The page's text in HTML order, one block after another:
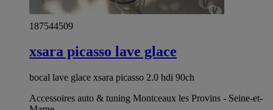
187544509
xsara picasso lave glace
bocal lave glace xsara picasso 2.0 hdi 90ch
Accessoires auto & tuning Montceaux les Provins - Seine-et-